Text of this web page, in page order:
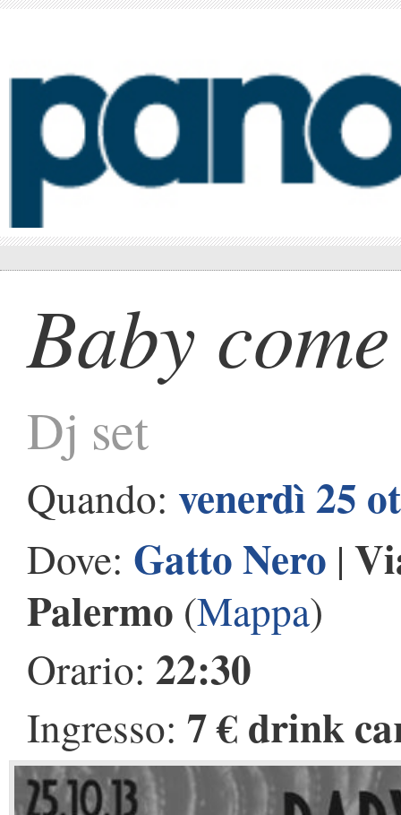
Baby
Dj set
Quando: venerdì 25
Dove: Gatto Nero |
Palermo (Mappa)
Orario: 22:30
Ingresso: 7 € drink